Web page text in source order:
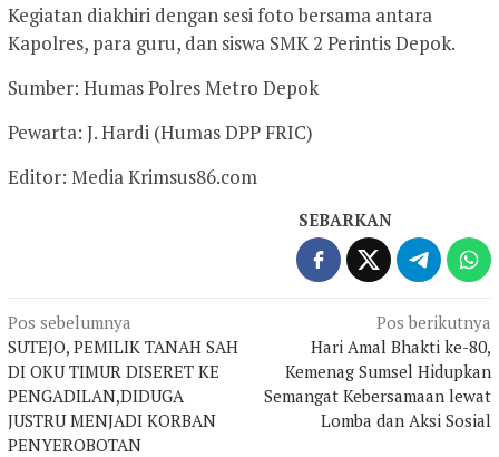
Kegiatan diakhiri dengan sesi foto bersama antara
Kapolres, para guru, dan siswa SMK 2 Perintis Depok.
Sumber: Humas Polres Metro Depok
Pewarta: J. Hardi (Humas DPP FRIC)
Editor: Media Krimsus86.com
SEBARKAN
Navigasi
pos
Pos sebelumnya
SUTEJO, PEMILIK TANAH SAH
DI OKU TIMUR DISERET KE
PENGADILAN,DIDUGA
JUSTRU MENJADI KORBAN
PENYEROBOTAN
Pos berikutnya
Hari Amal Bhakti ke-80,
Kemenag Sumsel Hidupkan
Semangat Kebersamaan lewat
Lomba dan Aksi Sosial